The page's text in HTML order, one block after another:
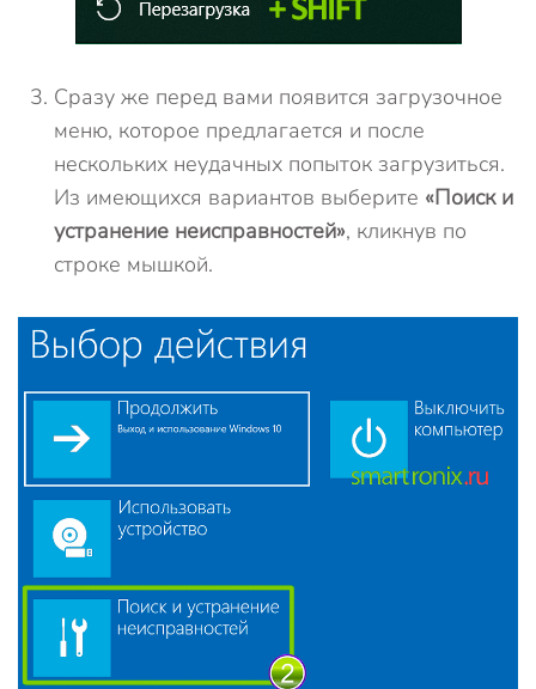
Сразу же перед вами появится загрузочное
меню, которое предлагается и после
нескольких неудачных попыток загрузиться.
Из имеющихся вариантов выберите «Поиск и
устранение неисправностей», кликнув по
строке мышкой.